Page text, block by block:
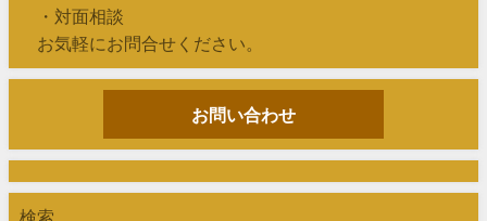
・対面相談
お気軽にお問合せください。
お問い合わせ
検索